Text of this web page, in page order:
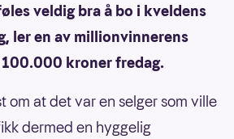
veldig bra å bo i kveldens
ler en av millionvinnerens
kroner fredag.
om at det var en selger som ville
dermed en hyggelig